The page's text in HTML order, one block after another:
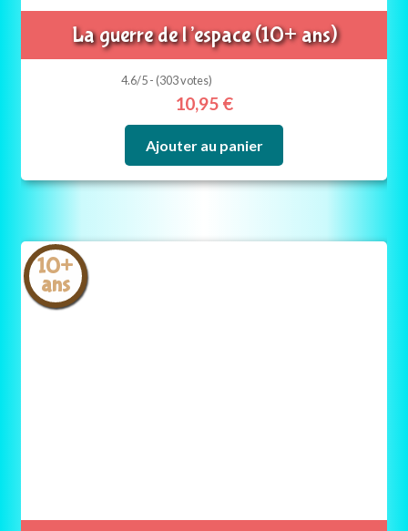
La guerre de l’espace (10+ ans)
4.6/5 - (303 votes)
10,95 €
Ajouter au panier
10+
ans